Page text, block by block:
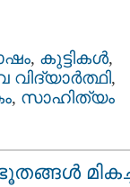
, കുട്ടികള്‍,
വിദ്യാര്‍ത്ഥി,
, സാഹിത്യം